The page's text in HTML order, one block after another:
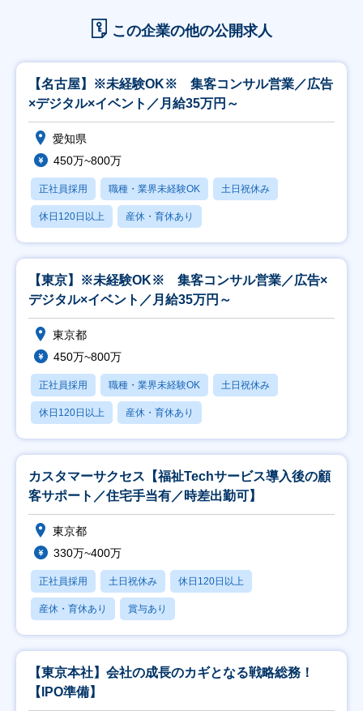
この企業の他の公開求人
【名古屋】※未経験OK※ 集客コンサル営業／広告
×デジタル×イベント／月給35万円～
愛知県
450万~800万
正社員採用 職種・業界未経験OK 土日祝休み
休日120日以上 産休・育休あり
【東京】※未経験OK※ 集客コンサル営業／広告×
デジタル×イベント／月給35万円～
東京都
450万~800万
正社員採用 職種・業界未経験OK 土日祝休み
休日120日以上 産休・育休あり
カスタマーサクセス【福祉Techサービス導入後の顧
客サポート／住宅手当有／時差出勤可】
東京都
330万~400万
正社員採用 土日祝休み 休日120日以上
産休・育休あり 賞与あり
【東京本社】会社の成長のカギとなる戦略総務！
【IPO準備】